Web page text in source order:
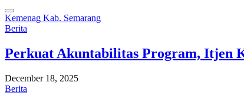
Kemenag Kab. Semarang
Berita
Perkuat Akuntabilitas Program, Itjen
December 18, 2025
Berita